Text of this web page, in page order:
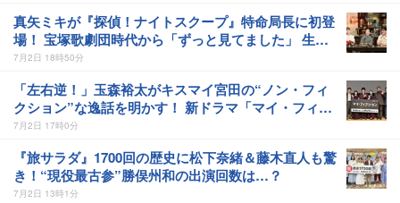
真矢ミキが『探偵！ナイトスクープ』特命局長に初登
場！ 宝塚歌劇団時代から「ずっと見てました」 生で
見る探偵たちに放った一言とは！？
7月2日 18時50分
「左右逆！」玉森裕太がキスマイ宮田の“ノン・フィ
クション”な逸話を明かす！ 新ドラマ「マイ・フィク
ション」制作発表会見
7月2日 17時0分
『旅サラダ』1700回の歴史に松下奈緒＆藤木直人も驚
き！“現役最古参”勝俣州和の出演回数は…？
7月2日 13時1分